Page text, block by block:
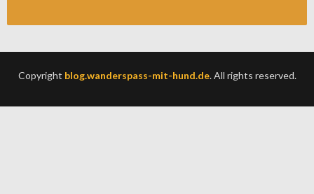
Copyright blog.wanderspass-mit-hund.de. All rights reserved.